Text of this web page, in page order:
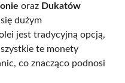
oraz Dukatów
dużym
jest tradycyjną opcją,
te monety
co znacząco podnosi